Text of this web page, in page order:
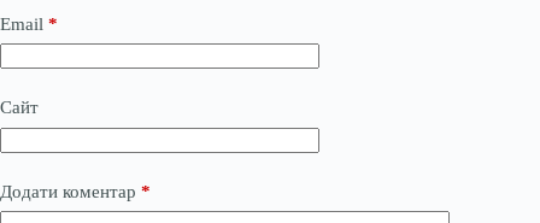
Email *
Сайт
Додати коментар *